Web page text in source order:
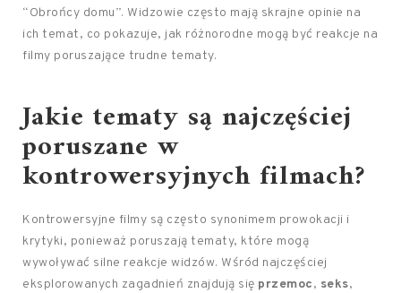
“Obrońcy domu”. Widzowie często mają skrajne opinie na
ich temat, co pokazuje, jak różnorodne mogą być reakcje na
filmy poruszające trudne tematy.
Jakie tematy są najczęściej
poruszane w
kontrowersyjnych filmach?
Kontrowersyjne filmy są często synonimem prowokacji i
krytyki, ponieważ poruszają tematy, które mogą
wywoływać silne reakcje widzów. Wśród najczęściej
eksplorowanych zagadnień znajdują się przemoc, seks,